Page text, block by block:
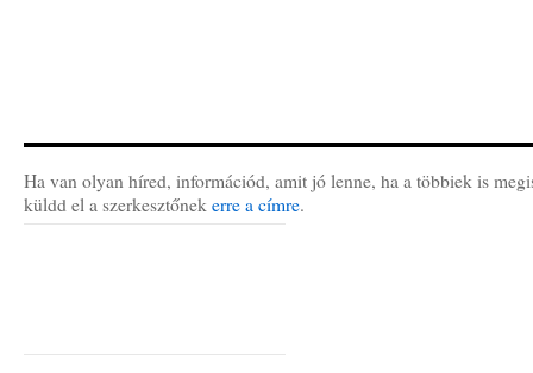
Ha van olyan híred, információd, amit jó lenne, ha a többiek is
küldd el a szerkesztőnek erre a címre.